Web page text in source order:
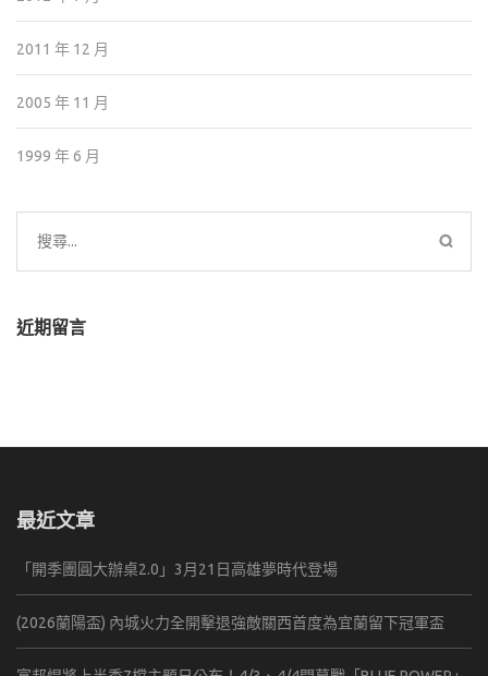
2011 年 12 月
2005 年 11 月
1999 年 6 月
搜
尋
鍵
近期留言
最近文章
「開季團圓大辦桌2.0」3月21日高雄夢時代登場
(2026蘭陽盃) 內城火力全開擊退強敵關西首度為宜蘭留下冠軍盃